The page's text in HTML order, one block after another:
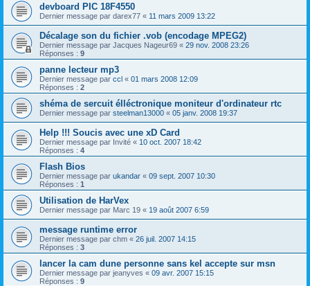
devboard PIC 18F4550
Dernier message par darex77 « 11 mars 2009 13:22
Décalage son du fichier .vob (encodage MPEG2)
Dernier message par Jacques Nageur69 « 29 nov. 2008 23:26
Réponses : 9
panne lecteur mp3
Dernier message par ccl « 01 mars 2008 12:09
Réponses : 2
shéma de sercuit élléctronique moniteur d'ordinateur rtc
Dernier message par steelman13000 « 05 janv. 2008 19:37
Help !!! Soucis avec une xD Card
Dernier message par Invité « 10 oct. 2007 18:42
Réponses : 4
Flash Bios
Dernier message par ukandar « 09 sept. 2007 10:30
Réponses : 1
Utilisation de HarVex
Dernier message par Marc 19 « 19 août 2007 6:59
message runtime error
Dernier message par chm « 26 juil. 2007 14:15
Réponses : 3
lancer la cam dune personne sans kel accepte sur msn
Dernier message par jeanyves « 09 avr. 2007 15:15
Réponses : 9